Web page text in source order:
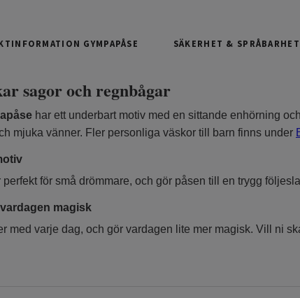
GYMPAPÅSE SÄKERHET & SPRÅBARHET
sagor och regnbågar
har ett underbart motiv med en sittande enhörning
mjuka vänner. Fler personliga väskor till barn finns under
för små drömmare, och gör påsen till en trygg
magisk
med varje dag, och gör vardagen lite mer magisk. Vill ni